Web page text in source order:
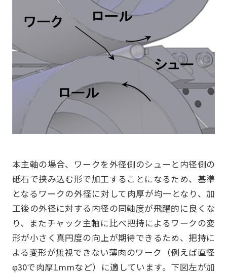
本主軸の場合、ワークを外径側のシューと内径側の
砥石で挟み込む形で加工することになるため、基準
となるワークの外径に対して肉厚が均一となり、加
工後の外径に対する内径の同軸度が飛躍的に良くな
り、またチャック主軸に比べ把持によるワークの変
形が小さく真円度の向上が期待できるため、把持に
よる変形が無視できない薄肉のワーク（例えば直径
φ30で肉厚1mmなど）に適しています。下図左が加